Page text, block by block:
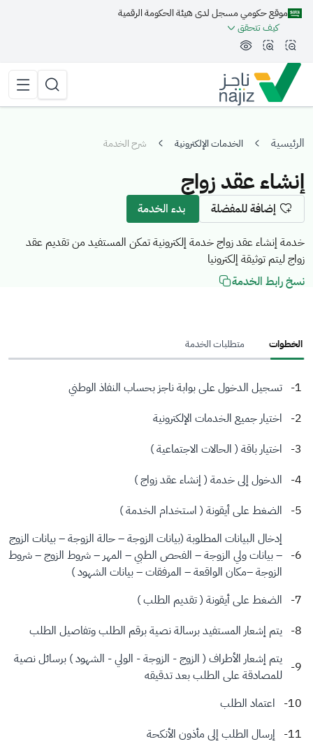
موقع حكومي مسجل لدى هيئة الحكومة الرقمية
كيف تتحقق
تقليل الرؤية وحجم الخطزيادة الرؤية وحجم الخطتبديل المظهر
البحث
الجانبية
الرئيسية الخدمات الإلكترونية شرح الخدمة
إنشاء عقد زواج
خدمة إنشاء عقد زواج خدمة إلكترونية تمكن المستفيد من تقديم عقد
زواج ليتم توثيقة إلكترونيا
نسخ رابط الخدمة
تسجيل الدخول على بوابة ناجز بحساب النفاذ الوطني
اختيار جميع الخدمات الإلكترونية
اختيار باقة ( الحالات الاجتماعية )
الدخول إلى خدمة ( إنشاء عقد زواج )
الضغط على أيقونة ( استخدام الخدمة )
إدخال البيانات المطلوبة (بيانات الزوجة – حالة الزوجة – بيانات الزوج
– بيانات ولي الزوجة – الفحص الطبي – المهر – شروط الزوج – شروط
الزوجة –مكان الواقعة – المرفقات – بيانات الشهود )
الضغط على أيقونة ( تقديم الطلب )
يتم إشعار المستفيد برسالة نصية برقم الطلب وتفاصيل الطلب
يتم إشعار الأطراف ( الزوج - الزوجة - الولي - الشهود ) برسائل نصية
للمصادقة على الطلب بعد تدقيقه
اعتماد الطلب
إرسال الطلب إلى مأذون الأنكحة